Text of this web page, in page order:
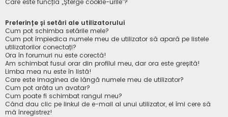
Care este funcția „Șterge cookie-urile”?
Preferințe și setări ale utilizatorului
Cum pot schimba setările mele?
Cum pot împiedica numele meu de utilizator să apară pe listele
utilizatorilor conectați?
Ora în forumuri nu este corectă!
Am schimbat fusul orar din profilul meu, dar ora este greșită!
Limba mea nu este în listă!
Care este imaginea de lângă numele meu de utilizator?
Cum pot arăta un avatar?
Cum poate fi schimbat rangul meu?
Când dau clic pe linkul de e-mail al unui utilizator, el îmi cere să
mă înregistrez!